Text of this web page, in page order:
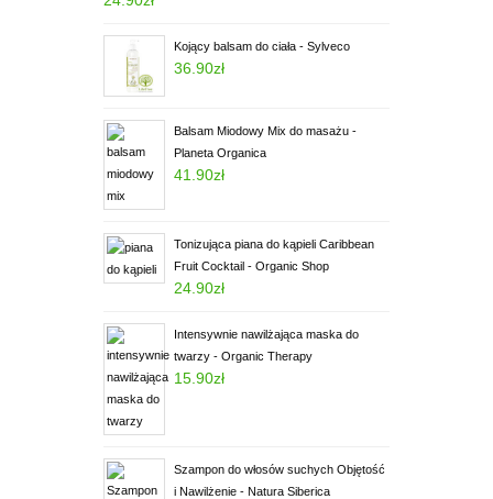
Kojący balsam do ciała - Sylveco
36.90zł
Balsam Miodowy Mix do masażu -
Planeta Organica
41.90zł
Tonizująca piana do kąpieli Caribbean
Fruit Cocktail - Organic Shop
24.90zł
Intensywnie nawilżająca maska do
twarzy - Organic Therapy
15.90zł
Szampon do włosów suchych Objętość
i Nawilżenie - Natura Siberica